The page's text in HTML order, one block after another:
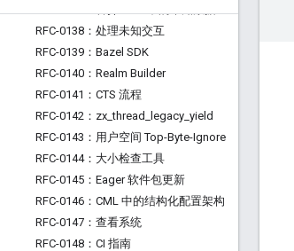
RFC-0138：处理未知交互
RFC-0139：Bazel SDK
RFC-0140：Realm Builder
RFC-0141：CTS 流程
RFC-0142：zx _thread legacy yield
RFC-0143：用户空间 Top-Byte-Ignore
RFC-0144：大小检查工具
RFC-0145：Eager 软件包更新
RFC-0146：CML 中的结构化配置架构
RFC-0147：查看系统
RFC-0148：CI 指南